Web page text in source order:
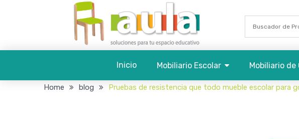
Inicio Mobiliario Escolar Mobiliario de
Home blog Pruebas de resistencia que todo mueble escolar para